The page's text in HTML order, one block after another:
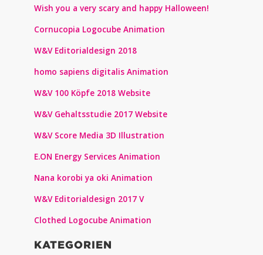
Wish you a very scary and happy Halloween!
Cornucopia Logocube Animation
W&V Editorialdesign 2018
homo sapiens digitalis Animation
W&V 100 Köpfe 2018 Website
W&V Gehaltsstudie 2017 Website
W&V Score Media 3D Illustration
E.ON Energy Services Animation
Nana korobi ya oki Animation
W&V Editorialdesign 2017 V
Clothed Logocube Animation
KATEGORIEN